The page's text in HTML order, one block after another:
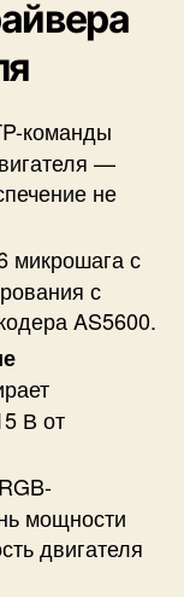
команды
—
не
микрошага с
с
AS5600.
В от
мощности
двигателя